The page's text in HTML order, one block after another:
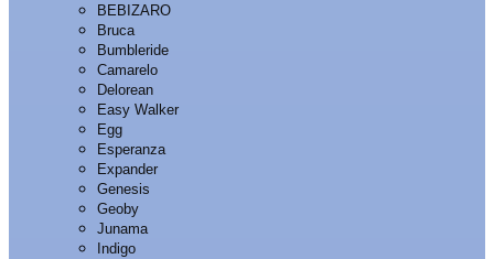
BEBIZARO
Bruca
Bumbleride
Camarelo
Delorean
Easy Walker
Egg
Esperanza
Expander
Genesis
Geoby
Junama
Indigo